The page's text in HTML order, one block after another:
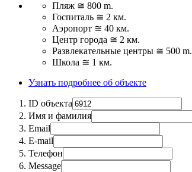
Пляж ≅ 800 m.
Госпиталь ≅ 2 км.
Аэропорт ≅ 40 км.
Центр города ≅ 2 км.
Развлекательные центры ≅ 500 m.
Школа ≅ 1 км.
Узнать подробнее об объекте
ID объекта
Имя и фамилия
Email
E-mail
Телефон
Message